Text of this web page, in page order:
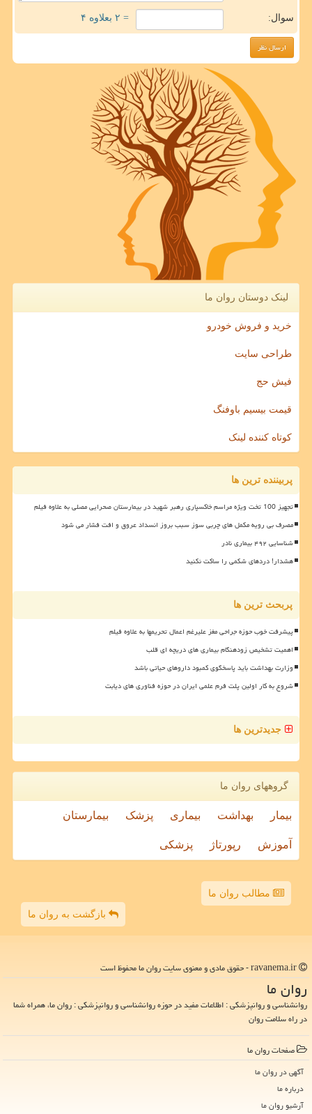
سوال: = ۲ بعلاوه ۴
لینک دوستان روان ما
خرید و فروش خودرو
طراحی سایت
فیش حج
قیمت بیسیم باوفنگ
کوتاه کننده لینک
پربیننده ترین ها
تجهیز 100 تخت ویژه مراسم خاکسپاری رهبر شهید در بیمارستان صحرایی مصلی به علاوه فیلم
مصرف بی رویه مکمل های چربی سوز سبب بروز انسداد عروق و افت فشار می شود
شناسایی ۴۹۲ بیماری نادر
هشدار! دردهای شکمی را ساکت نکنید
پربحث ترین ها
پیشرفت خوب حوزه جراحی مغز علیرغم اعمال تحریمها به علاوه فیلم
اهمیت تشخیص زودهنگام بیماری های دریچه ای قلب
وزارت بهداشت باید پاسخگوی کمبود داروهای حیاتی باشد
شروع به کار اولین پلت فرم علمی ایران در حوزه فناوری های دیابت
جدیدترین ها
گروههای روان ما
بیمار بهداشت بیماری پزشک بیمارستان
آموزش رپورتاژ پزشکی
مطالب روان ما
بازگشت به روان ما
روان ما
روانشناسی و روانپزشکی : اطلاعات مفید در حوزه روانشناسی و روانپزشکی : روان ما، همراه شما
در راه سلامت روان
صفحات روان ما
آگهی در روان ما
درباره ما
آرشیو روان ما